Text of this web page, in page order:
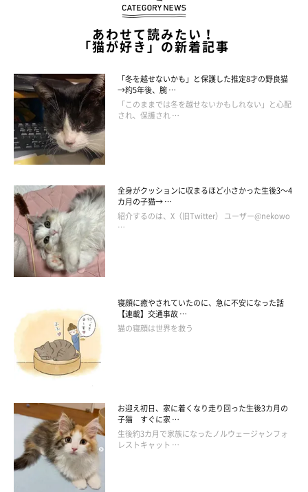
あわせて読みたい！
「猫が好き」の新着記事
「冬を越せないかも」と保護した推定8才の野良猫
→約5年後、腕 …
「このままでは冬を越せないかもしれない」と心配
され、保護され …
全身がクッションに収まるほど小さかった生後3～4
カ月の子猫→ …
紹介するのは、X（旧Twitter） ユーザー@nekowo
…
寝顔に癒やされていたのに、急に不安になった話
【連載】交通事故 …
猫の寝顔は世界を救う
お迎え初日、家に着くなり走り回った生後3カ月の
子猫 すぐに家 …
生後約3カ月で家族になったノルウェージャンフォ
レストキャット …